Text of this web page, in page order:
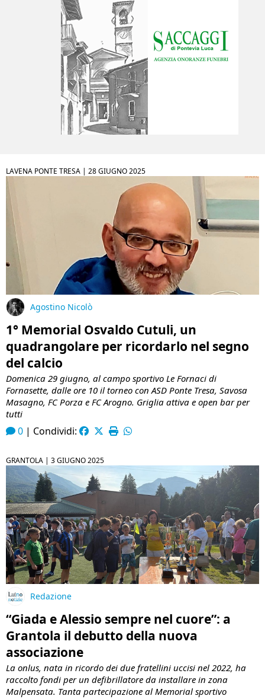
LAVENA PONTE TRESA | 28 GIUGNO 2025
Agostino Nicolò
1° Memorial Osvaldo Cutuli, un
quadrangolare per ricordarlo nel segno
del calcio
Domenica 29 giugno, al campo sportivo Le Fornaci di
Fornasette, dalle ore 10 il torneo con ASD Ponte Tresa, Savosa
Masagno, FC Porza e FC Arogno. Griglia attiva e open bar per
tutti
0 | Condividi:
GRANTOLA | 3 GIUGNO 2025
Redazione
“Giada e Alessio sempre nel cuore”: a
Grantola il debutto della nuova
associazione
La onlus, nata in ricordo dei due fratellini uccisi nel 2022, ha
raccolto fondi per un defibrillatore da installare in zona
Malpensata. Tanta partecipazione al Memorial sportivo